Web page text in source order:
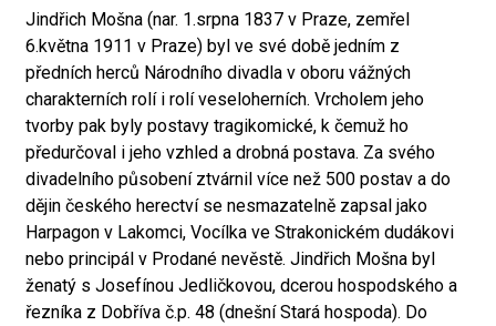
Jindřich Mošna (nar. 1.srpna 1837 v Praze, zemřel
6.května 1911 v Praze) byl ve své době jedním z
předních herců Národního divadla v oboru vážných
charakterních rolí i rolí veseloherních. Vrcholem jeho
tvorby pak byly postavy tragikomické, k čemuž ho
předurčoval i jeho vzhled a drobná postava. Za svého
divadelního působení ztvárnil více než 500 postav a do
dějin českého herectví se nesmazatelně zapsal jako
Harpagon v Lakomci, Vocílka ve Strakonickém dudákovi
nebo principál v Prodané nevěstě. Jindřich Mošna byl
ženatý s Josefínou Jedličkovou, dcerou hospodského a
řezníka z Dobříva č.p. 48 (dnešní Stará hospoda). Do